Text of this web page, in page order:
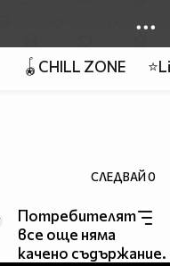
🪀CHILL ZONE
СЛЕДВАЙ0
Потребителят
все още няма
качено съдържание.